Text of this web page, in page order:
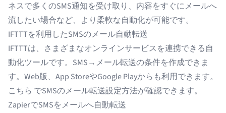
ネスで多くのSMS通知を受け取り、内容をすぐにメールへ
流したい場合など、より柔軟な自動化が可能です。
IFTTTを利用したSMSのメール自動転送
IFTTTは、さまざまなオンラインサービスを連携できる自
動化ツールです。SMS→メール転送の条件を作成できま
す。Web版、App StoreやGoogle Playからも利用できます。
こちら でSMSのメール転送設定方法が確認できます。
ZapierでSMSをメールへ自動転送